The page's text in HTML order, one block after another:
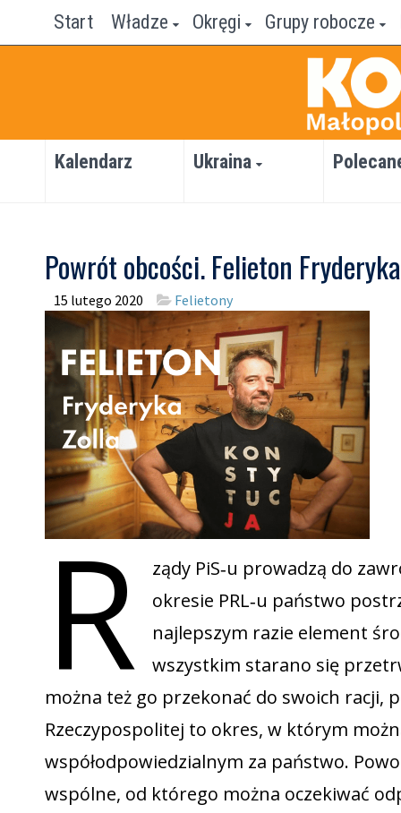
Start Władze Okręgi Grupy robocze
Kalendarz Ukraina
Powrót obcości. Felieton
15 lutego 2020 Felietony
R
ządy PiS‑u prowadzą do
okresie PRL‑u państwo
najlepszym razie element
wszystkim starano się
można też go przekonać do swoich racji,
Rzeczypospolitej to okres, w którym
współodpowiedzialnym za państwo.
wspólne, od którego można oczekiwać